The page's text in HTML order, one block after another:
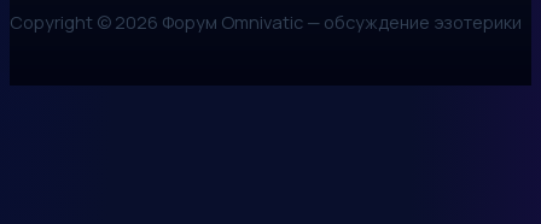
Copyright © 2026 Форум Omnivatic — обсуждение эзотерики